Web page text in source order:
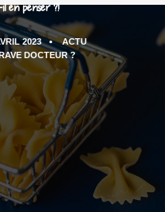
en penser ?!
2023
ACTU
DOCTEUR ?